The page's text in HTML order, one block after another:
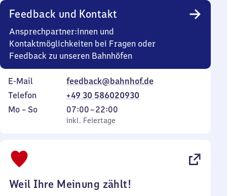
Feedback und Kontakt
Ansprechpartner:innen und
Kontaktmöglichkeiten bei Fragen oder
Feedback zu unseren Bahnhöfen
E-Mail
feedback@bahnhof.de
Telefon
+49 30 586020930
Montag
Mo – So,
inkl. Feiertage
07:00–22:00
Von
7
inkl. Feiertage
Weil Ihre Meinung zählt!